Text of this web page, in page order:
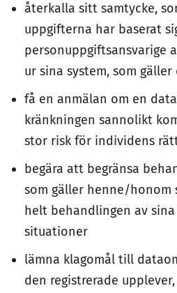
återkalla sitt samtycke,
uppgifterna har baserat
personuppgiftsansvarige
ur sina system, som
få en anmälan om en
kränkningen sannolikt
stor risk för individens
begära att begränsa
som gäller henne/honom
helt behandlingen av
situationer
lämna klagomål till
den registrerade